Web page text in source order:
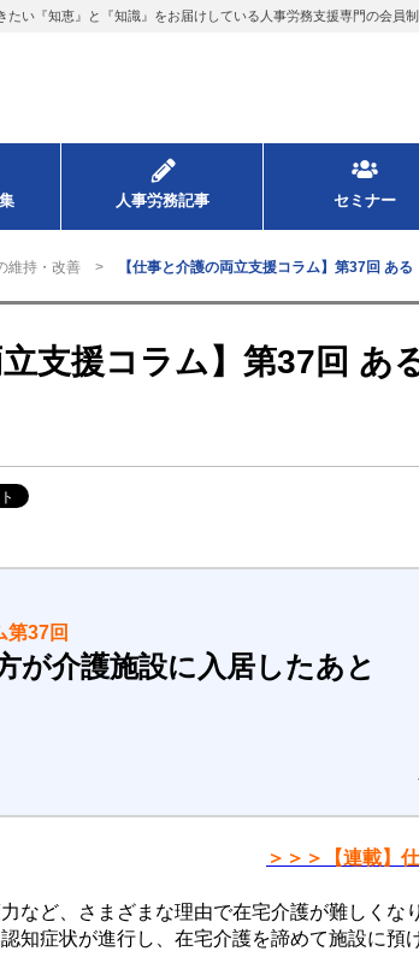
い『知恵』と『知識』をお届けしている人事労務支援専門の会員制
人事労務記事 セミナー
維持・改善 【仕事と介護の両立支援コラム】第37回 あ
立支援コラム】第37回 あ
第37回
が介護施設に入居したあと
＞＞＞【連載】
など、さまざまな理由で在宅介護が難しくな
知症状が進行し、在宅介護を諦めて施設に預